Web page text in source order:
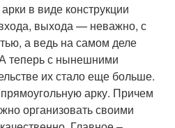
в виде конструкции
выхода — неважно, с
а ведь на самом деле
теперь с нынешними
их стало еще больше.
арку. Причем
организовать своими